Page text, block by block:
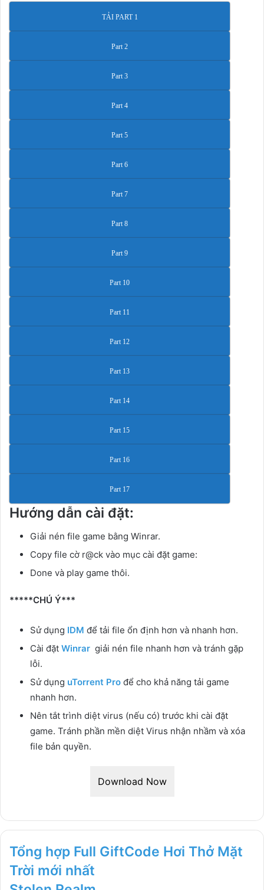
TẢI PART 1
Part 2
Part 3
Part 4
Part 5
Part 6
Part 7
Part 8
Part 9
Part 10
Part 11
Part 12
Part 13
Part 14
Part 15
Part 16
Part 17
Hướng dẫn cài đặt:
Giải nén file game bằng Winrar.
Copy file cờ r@ck vào mục cài đặt game:
Done và play game thôi.
*****CHÚ Ý***
Sử dụng IDM để tải file ổn định hơn và nhanh hơn.
Cài đặt Winrar giải nén file nhanh hơn và tránh gặp
lỗi.
Sử dụng uTorrent Pro để cho khả năng tải game
nhanh hơn.
Nên tắt trình diệt virus (nếu có) trước khi cài đặt
game. Tránh phần mền diệt Virus nhận nhầm và xóa
file bản quyền.
Download Now
Tổng hợp Full GiftCode Hơi Thở Mặt
Trời mới nhất